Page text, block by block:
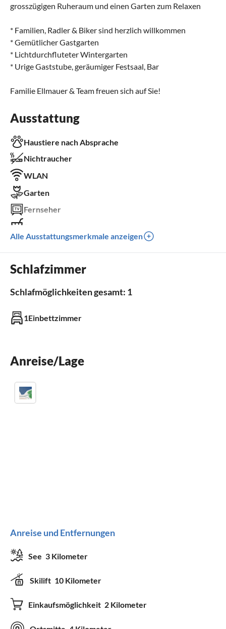
grosszügigen Ruheraum und einen Garten zum Relaxen
* Familien, Radler & Biker sind herzlich willkommen
* Gemütlicher Gastgarten
* Lichtdurchfluteter Wintergarten
* Urige Gaststube, geräumiger Festsaal, Bar
Familie Ellmauer & Team freuen sich auf Sie!
Ausstattung
Haustiere nach Absprache
Nichtraucher
WLAN
Garten
Fernseher
Parkplatz
Außenbereich
Garten
Parkplatz
Badezimmer
mit Dusche
Nichtraucher
Kinder willkommen
Alle Ausstattungsmerkmale anzeigen
Schlafzimmer
Schlafmöglichkeiten gesamt: 1
1Einbettzimmer
Anreise/Lage
Anreise und Entfernungen
See 3 Kilometer
Skilift 10 Kilometer
Einkaufsmöglichkeit 2 Kilometer